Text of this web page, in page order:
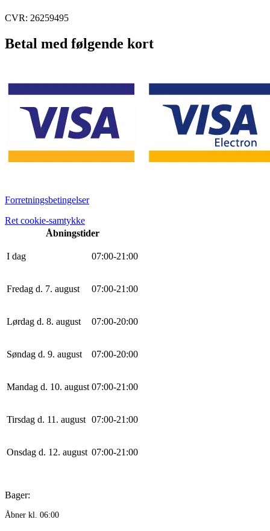
CVR: 26259495
Betal med følgende kort
Forretningsbetingelser
Ret cookie-samtykke
Åbningstider
I dag 07:00-21 :00
Fredag d. 7. august 07:00-21 :00
Lørdag d. 8. august 07:00-20:00
Søndag d. 9. august 07:00-20:00
Mandag d. 10. august 07:00-21 :00
Tirsdag d. 11. august 07:00-21 :00
Onsdag d. 12. august 07:00-21 :00
Bager:
Åbner kl. 06:00